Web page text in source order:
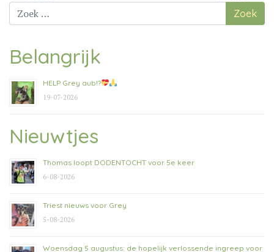
navigatie
Zoek
naar:
Belangrijk
HELP Grey aub!?
19-07-2026
Nieuwtjes
Thomas loopt DODENTOCHT voor 5e keer
6-08-2026
Triest nieuws voor Grey
5-08-2026
Woensdag 5 augustus: de hopelijk verlossende ingreep voor